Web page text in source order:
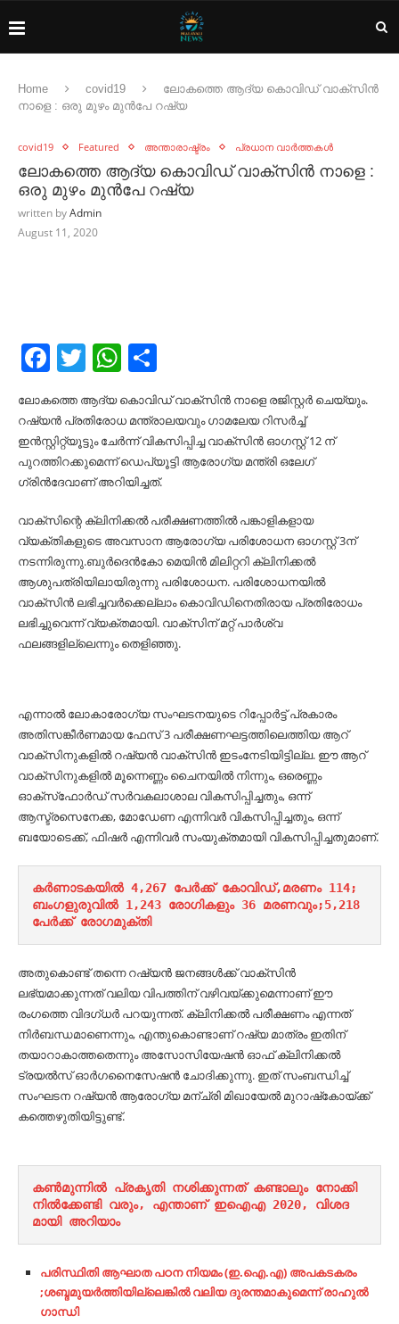
Home covid19
ലോകത്തെ ആദ്യ കൊവിഡ് വാക്‌സിൻ
നാളെ : ഒരു മുഴം മുൻപേ റഷ്യ
covid19 Featured അന്താരാഷ്ട്രം പ്രധാന വാർത്തകൾ
ലോകത്തെ ആദ്യ കൊവിഡ് വാക്‌സിൻ നാളെ :
ഒരു മുഴം മുൻപേ റഷ്യ
written byAdmin
August 11, 2020
Facebook
TwitterWhatsApp
ലോകത്തെ ആദ്യ കൊവിഡ് വാക്‌സിൻ നാളെ രജിസ്റ്റർ ചെയ്യും.
റഷ്യൻ പ്രതിരോധ മന്ത്രാലയവും ഗാമലേയ റിസർച്ച്
ഇൻസ്റ്റിറ്റ്യൂട്ടും ചേർന്ന് വികസിപ്പിച്ച വാക്‌സിൻ ഓഗസ്റ്റ് 12 ന്
പുറത്തിറക്കുമെന്ന് ഡെപ്യൂട്ടി ആരോഗ്യ മന്ത്രി ഒലേഗ്
ഗ്രിൻദേവാണ് അറിയിച്ചത്.
വാക്‌സിന്റെ ക്ലിനിക്കൽ പരീക്ഷണത്തിൽ പങ്കാളികളായ
വ്യക്തികളുടെ അവസാന ആരോഗ്യ പരിശോധന ഓഗസ്റ്റ് 3ന്
നടന്നിരുന്നു.ബുർദെൻകോ മെയിൻ മിലിറ്ററി ക്ലിനിക്കൽ
ആശുപത്രിയിലായിരുന്നു പരിശോധന. പരിശോധനയിൽ
വാക്‌സിൻ ലഭിച്ചവർക്കെല്ലാം കൊവിഡിനെതിരായ പ്രതിരോധം
ലഭിച്ചുവെന്ന് വ്യക്തമായി. വാക്‌സിന് മറ്റ് പാർശ്വ
ഫലങ്ങളില്ലെന്നും തെളിഞ്ഞു.
എന്നാൽ ലോകാരോഗ്യ സംഘടനയുടെ റിപ്പോർട്ട് പ്രകാരം
അതിസങ്കീർണമായ ഫേസ് 3 പരീക്ഷണഘട്ടത്തിലെത്തിയ ആറ്
വാക്‌സിനുകളിൽ റഷ്യൻ വാക്‌സിൻ ഇടംനേടിയിട്ടില്ല. ഈ ആറ്
വാക്‌സിനുകളിൽ മൂന്നെണ്ണം ചൈനയിൽ നിന്നും, ഒരെണ്ണം
ഓക്‌സ്‌ഫോർഡ് സർവകലാശാല വികസിപ്പിച്ചതും, ഒന്ന്
ആസ്ട്രസെനേക്ക, മോഡേണ എന്നിവർ വികസിപ്പിച്ചതും, ഒന്ന്
ബയോടെക്ക്, ഫിഷർ എന്നിവർ സംയുക്തമായി വികസിപ്പിച്ചതുമാണ്.
കർണാടകയിൽ 4,267 പേർക്ക് കോവിഡ്,മരണം 114;
ബംഗളുരുവിൽ 1,243 രോഗികളും 36 മരണവും;5,218
പേർക്ക് രോഗമുക്തി
അതുകൊണ്ട് തന്നെ റഷ്യൻ ജനങ്ങൾക്ക് വാക്‌സിൻ
ലഭ്യമാക്കുന്നത് വലിയ വിപത്തിന് വഴിവയ്ക്കുമെന്നാണ് ഈ
രംഗത്തെ വിദഗ്ധർ പറയുന്നത്. ക്ലിനിക്കൽ പരീക്ഷണം എന്നത്
നിർബന്ധമാണെന്നും, എന്തുകൊണ്ടാണ് റഷ്യ മാത്രം ഇതിന്
തയാറാകാത്തതെന്നും അസോസിയേഷൻ ഓഫ് ക്ലിനിക്കൽ
ട്രയൽസ് ഓർഗനൈസേഷൻ ചോദിക്കുന്നു. ഇത് സംബന്ധിച്ച്
സംഘടന റഷ്യൻ ആരോഗ്യ മന്ച്രി മിഖായേൽ മുറാഷ്‌കോയ്ക്ക്
കത്തെഴുതിയിട്ടുണ്ട്.
കണ്‍മുന്നില്‍ പ്രകൃതി നശിക്കുന്നത് കണ്ടാലും നോക്കി
നില്‍ക്കേണ്ടി വരും, എന്താണ് ഇഐഎ 2020, വിശദ
മായി അറിയാം
പരിസ്ഥിതി ആഘാത പഠന നിയമം (ഇ.ഐ.എ) അപകടകരം
;ശബ്ദമുയർത്തിയില്ലെങ്കിൽ വലിയ ദുരന്തമാകുമെന്ന് രാഹുൽ
ഗാന്ധി